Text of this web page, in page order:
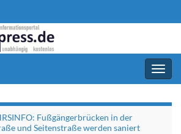
Fußgängerbrücken in der
und Seitenstraße werden saniert